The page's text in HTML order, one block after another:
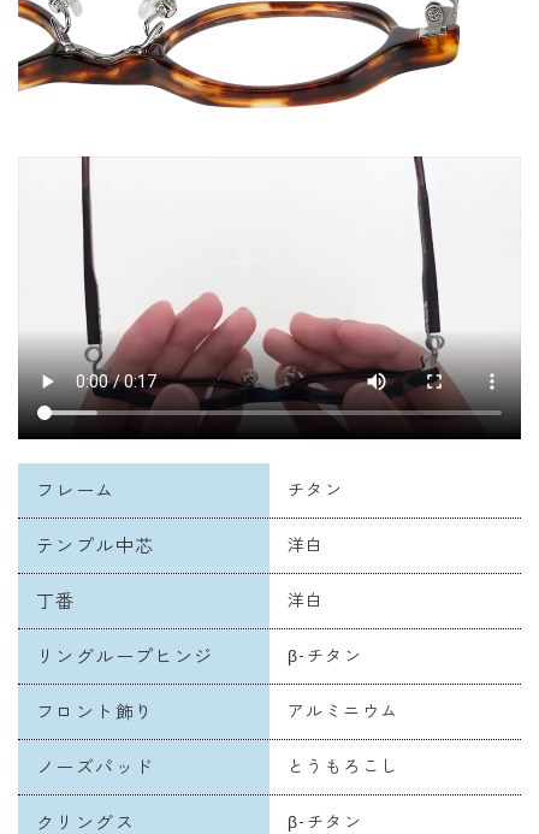
フレーム チタン
テンプル中芯 洋白
丁番 洋白
リングループヒンジ β-チタン
フロント飾り アルミニウム
ノーズパッド とうもろこし
クリングス β-チタン